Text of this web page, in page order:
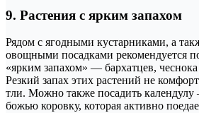
9. Растения с ярким запахом
Рядом с ягодными кустарниками, а
овощными посадками рекомендуется
«ярким запахом» — бархатцев,
Резкий запах этих растений не
тли. Можно также посадить календулу
божью коровку, которая активно